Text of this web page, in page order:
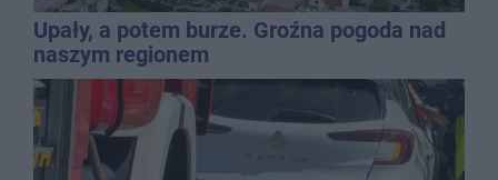
Upały, a potem burze. Groźna pogoda nad
naszym regionem